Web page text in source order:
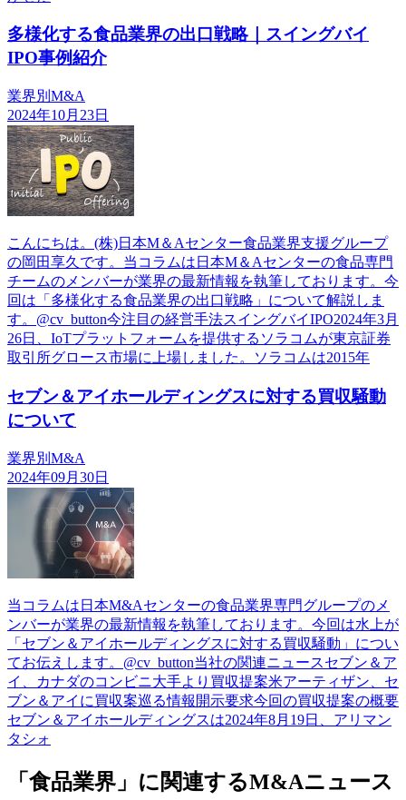
多様化する食品業界の出口戦略｜スイングバイ
IPO事例紹介
業界別M&A
2024年10月23日
こんにちは。(株)日本М＆Aセンター食品業界支援グループ
の岡田享久です。当コラムは日本М＆Aセンターの食品専門
チームのメンバーが業界の最新情報を執筆しております。今
回は「多様化する食品業界の出口戦略」について解説しま
す。@cv_button今注目の経営手法スイングバイIPO2024年3月
26日、IoTプラットフォームを提供するソラコムが東京証券
取引所グロース市場に上場しました。ソラコムは2015年
セブン＆アイホールディングスに対する買収騒動
について
業界別M&A
2024年09月30日
当コラムは日本M&Aセンターの食品業界専門グループのメ
ンバーが業界の最新情報を執筆しております。今回は水上が
「セブン＆アイホールディングスに対する買収騒動」につい
てお伝えします。@cv_button当社の関連ニュースセブン＆ア
イ、カナダのコンビニ大手より買収提案米アーティザン、セ
ブン＆アイに買収案巡る情報開示要求今回の買収提案の概要
セブン＆アイホールディングスは2024年8月19日、アリマン
タシォ
「食品業界」に関連するM&Aニュース